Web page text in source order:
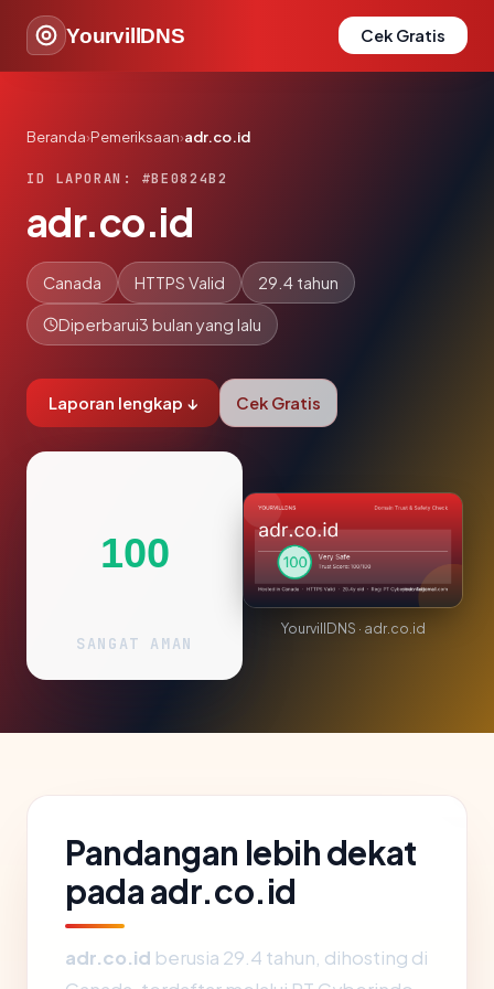
YourvillDNS Cek Gratis
Beranda›Pemeriksaan›adr.co.id
ID LAPORAN: #BE0824B2
adr.co.id
Canada HTTPS Valid 29.4 tahun
Diperbarui3 bulan yang lalu
Laporan lengkap ↓ Cek Gratis
100
SANGAT AMAN
YourvillDNS · adr.co.id
Pandangan lebih dekat
pada adr.co.id
adr.co.id berusia 29.4 tahun, dihosting di